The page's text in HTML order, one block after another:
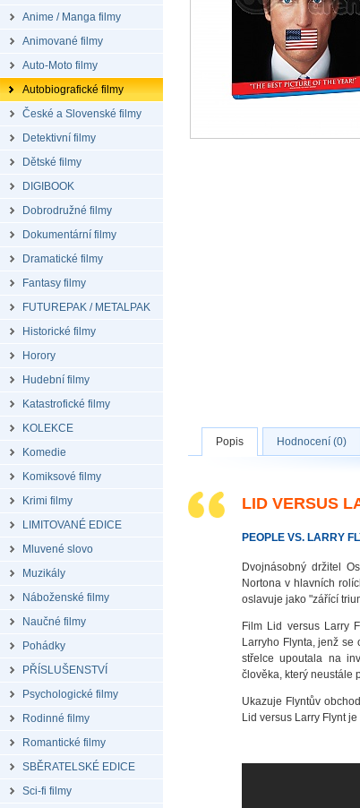
Anime / Manga filmy
Animované filmy
Auto-Moto filmy
Autobiografické filmy
České a Slovenské filmy
Detektivní filmy
Dětské filmy
DIGIBOOK
Dobrodružné filmy
Dokumentární filmy
Dramatické filmy
Fantasy filmy
FUTUREPAK / METALPAK
Historické filmy
Horory
Hudební filmy
Katastrofické filmy
KOLEKCE
Komedie
Komiksové filmy
Krimi filmy
LIMITOVANÉ EDICE
Mluvené slovo
Muzikály
Náboženské filmy
Naučné filmy
Pohádky
PŘÍSLUŠENSTVÍ
Psychologické filmy
Rodinné filmy
Romantické filmy
SBĚRATELSKÉ EDICE
Sci-fi filmy
Popis Hodnocení (0)
LID VERSUS
PEOPLE VS. LARRY
Dvojnásobný držitel
Nortona v hlavních
oslavuje jako "zářící
Film Lid versus Larry
Larryho Flynta, jenž
střelce upoutala na
člověka, který neustále
Ukazuje Flyntův
Lid versus Larry Flynt